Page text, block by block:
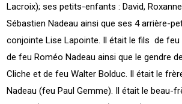
Lacroix); ses petits-enfants : David,
Sébastien Nadeau ainsi que ses 4 arrière-
conjointe Lise Lapointe. Il était le fils de feu
de feu Roméo Nadeau ainsi que le gendre
Cliche et de feu Walter Bolduc. Il était le
Nadeau (feu Paul Gemme). Il était le beau-